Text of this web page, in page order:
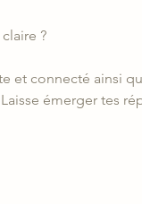
?
et connecté ainsi
émerger tes